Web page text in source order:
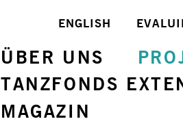
ENGLISH
ÜBER UNS
TANZFONDS
MAGAZIN